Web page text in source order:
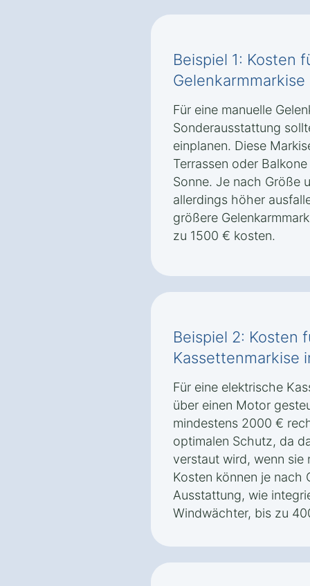
Beispiel 1: Kosten
Für eine manuelle
Sonderausstattung
einplanen. Diese
Terrassen oder
Sonne. Je nach Größe
allerdings höher
größere
zu 1500 € kosten.
Beispiel 2: Kosten
Kassettenmarkise
Für eine elektrische
über einen Motor
mindestens 2000 €
optimalen Schutz, da
verstaut wird, wenn sie
Kosten können je nach
Ausstattung, wie
Windwächter, bis zu